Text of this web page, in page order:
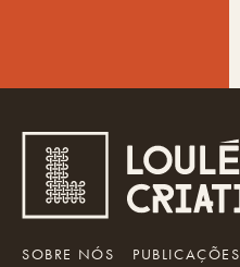
SOBRE NÓS PUBLICAÇÕES